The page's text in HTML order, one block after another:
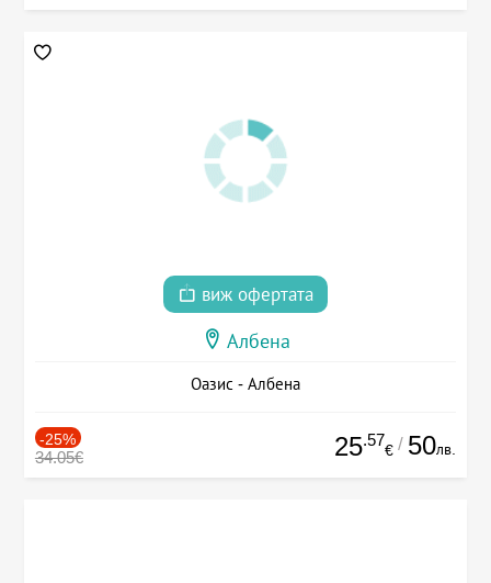
виж офертата
Албена
Оазис - Албена
-25%
34.05€ 25.57
€ / 50лв.